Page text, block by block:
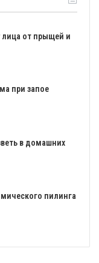
лица от прыщей и
при запое
в домашних
пилинга